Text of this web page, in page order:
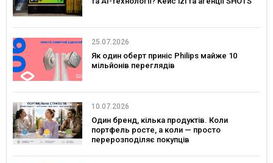
25.07.2026
Як один оберт приніс Philips майже 10
мільйонів переглядів
10.07.2026
Один бренд, кілька продуктів. Коли
портфель росте, а коли — просто
перерозподіляє покупців